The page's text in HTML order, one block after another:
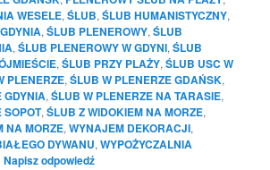
WESELE,ŚLUB,ŚLUB HUMANISTYCZNY,
,ŚLUB PLENEROWY,ŚLUB
,ŚLUB PLENEROWY W GDYNI,ŚLUB
,ŚLUB PRZY PLAŻY,ŚLUB USC W
PLENERZE,ŚLUB W PLENERZE GDAŃSK,
GDYNIA,ŚLUB W PLENERZE NA TARASIE,
SOPOT,ŚLUB Z WIDOKIEM NA MORZE,
NA MORZE,WYNAJEM DEKORACJI,
DYWANU,WYPOŻYCZALNIA
|Napisz odpowiedź